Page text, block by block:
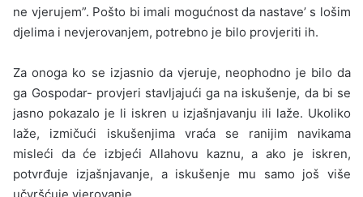
ne vjerujem”. Pošto bi imali mogućnost da nastave’ s lošim
djelima i nevjerovanjem, potrebno je bilo provjeriti ih.
Za onoga ko se izjasnio da vjeruje, neophodno je bilo da
ga Gospodar- provjeri stavljajući ga na iskušenje, da bi se
jasno pokazalo je li iskren u izjašnjavanju ili laže. Ukoliko
laže, izmičući iskušenjima vraća se ranijim navikama
misleći da će izbjeći Allahovu kaznu, a ako je iskren,
potvrđuje izjašnjavanje, a iskušenje mu samo još više
učvršćuje vjerovanje.